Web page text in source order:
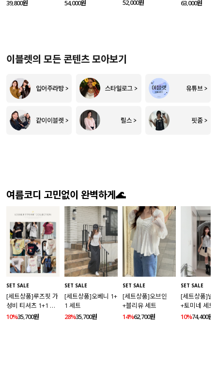
39,800원 54,000원 52,000원 63,000원
이블렛의 모든 콘텐츠 모아보기
여름코디 고민없이 완벽하게🌊
SET SALE
[세트상품]루즈핏 가
성비 티셔츠 1+1 세
트
10%35,700원
SET SALE
[세트상품]오베니 1+
1 세트
28%35,700원
SET SALE
[세트상품]오브인
+블리유 세트
14%62,700원
SET SALE
[세트상품]넬
+토미네 세트
10%74,400원